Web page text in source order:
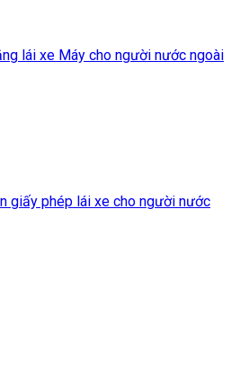
lái xe Máy cho người nước ngoài
giấy phép lái xe cho người nước